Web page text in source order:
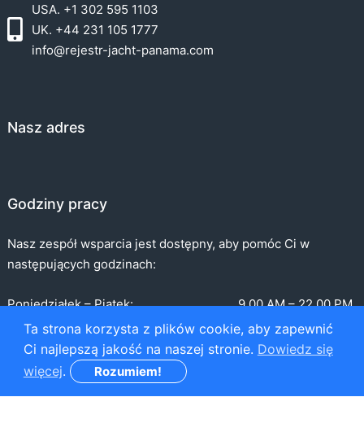
USA. +1 302 595 1103
UK. +44 231 105 1777
info@rejestr-jacht-panama.com
Nasz adres
Godziny pracy
Nasz zespół wsparcia jest dostępny, aby pomóc Ci w
następujących godzinach:
Poniedziałek – Piątek: 9.00 AM – 22.00 PM
Sobota: 9.00 AM – 5:00 PM
Niedziela:
Ta strona korzysta z plików cookie, aby zapewnić
Ci najlepszą jakość na naszej stronie. Dowiedz się
więcej. Rozumiem!